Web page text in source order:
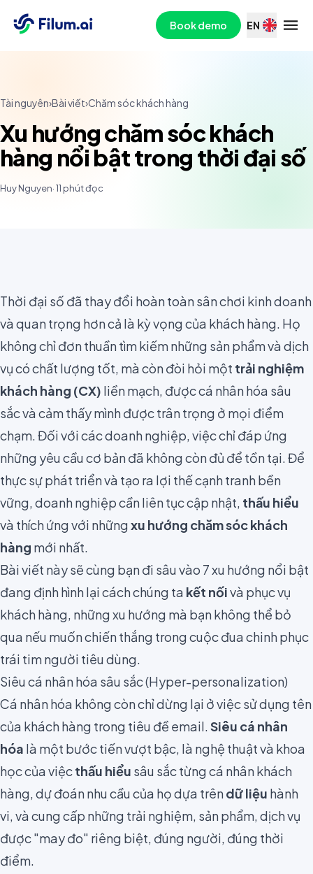
Book demo EN
Tài nguyên›Bài viết›Chăm sóc khách hàng
Xu hướng chăm sóc khách
hàng nổi bật trong thời đại số
Huy Nguyen·11 phút đọc
Thời đại số đã thay đổi hoàn toàn sân chơi kinh doanh
và quan trọng hơn cả là kỳ vọng của khách hàng. Họ
không chỉ đơn thuần tìm kiếm những sản phẩm và dịch
vụ có chất lượng tốt, mà còn đòi hỏi một trải nghiệm
khách hàng (CX) liền mạch, được cá nhân hóa sâu
sắc và cảm thấy mình được trân trọng ở mọi điểm
chạm. Đối với các doanh nghiệp, việc chỉ đáp ứng
những yêu cầu cơ bản đã không còn đủ để tồn tại. Để
thực sự phát triển và tạo ra lợi thế cạnh tranh bền
vững, doanh nghiệp cần liên tục cập nhật, thấu hiểu
và thích ứng với nhữngxu hướng chăm sóc khách
hàng mới nhất.
Bài viết này sẽ cùng bạn đi sâu vào 7 xu hướng nổi bật
đang định hình lại cách chúng ta kết nốivà phục vụ
khách hàng, những xu hướng mà bạn không thể bỏ
qua nếu muốn chiến thắng trong cuộc đua chinh phục
trái tim người tiêu dùng.
Siêu cá nhân hóa sâu sắc (Hyper-personalization)
Cá nhân hóa không còn chỉ dừng lại ở việc sử dụng tên
của khách hàng trong tiêu đề email.Siêu cá nhân
hóa là một bước tiến vượt bậc, là nghệ thuật và khoa
học của việcthấu hiểu sâu sắc từng cá nhân khách
hàng, dự đoán nhu cầu của họ dựa trêndữ liệu hành
vi, và cung cấp những trải nghiệm, sản phẩm, dịch vụ
được "may đo" riêng biệt, đúng người, đúng thời
điểm.